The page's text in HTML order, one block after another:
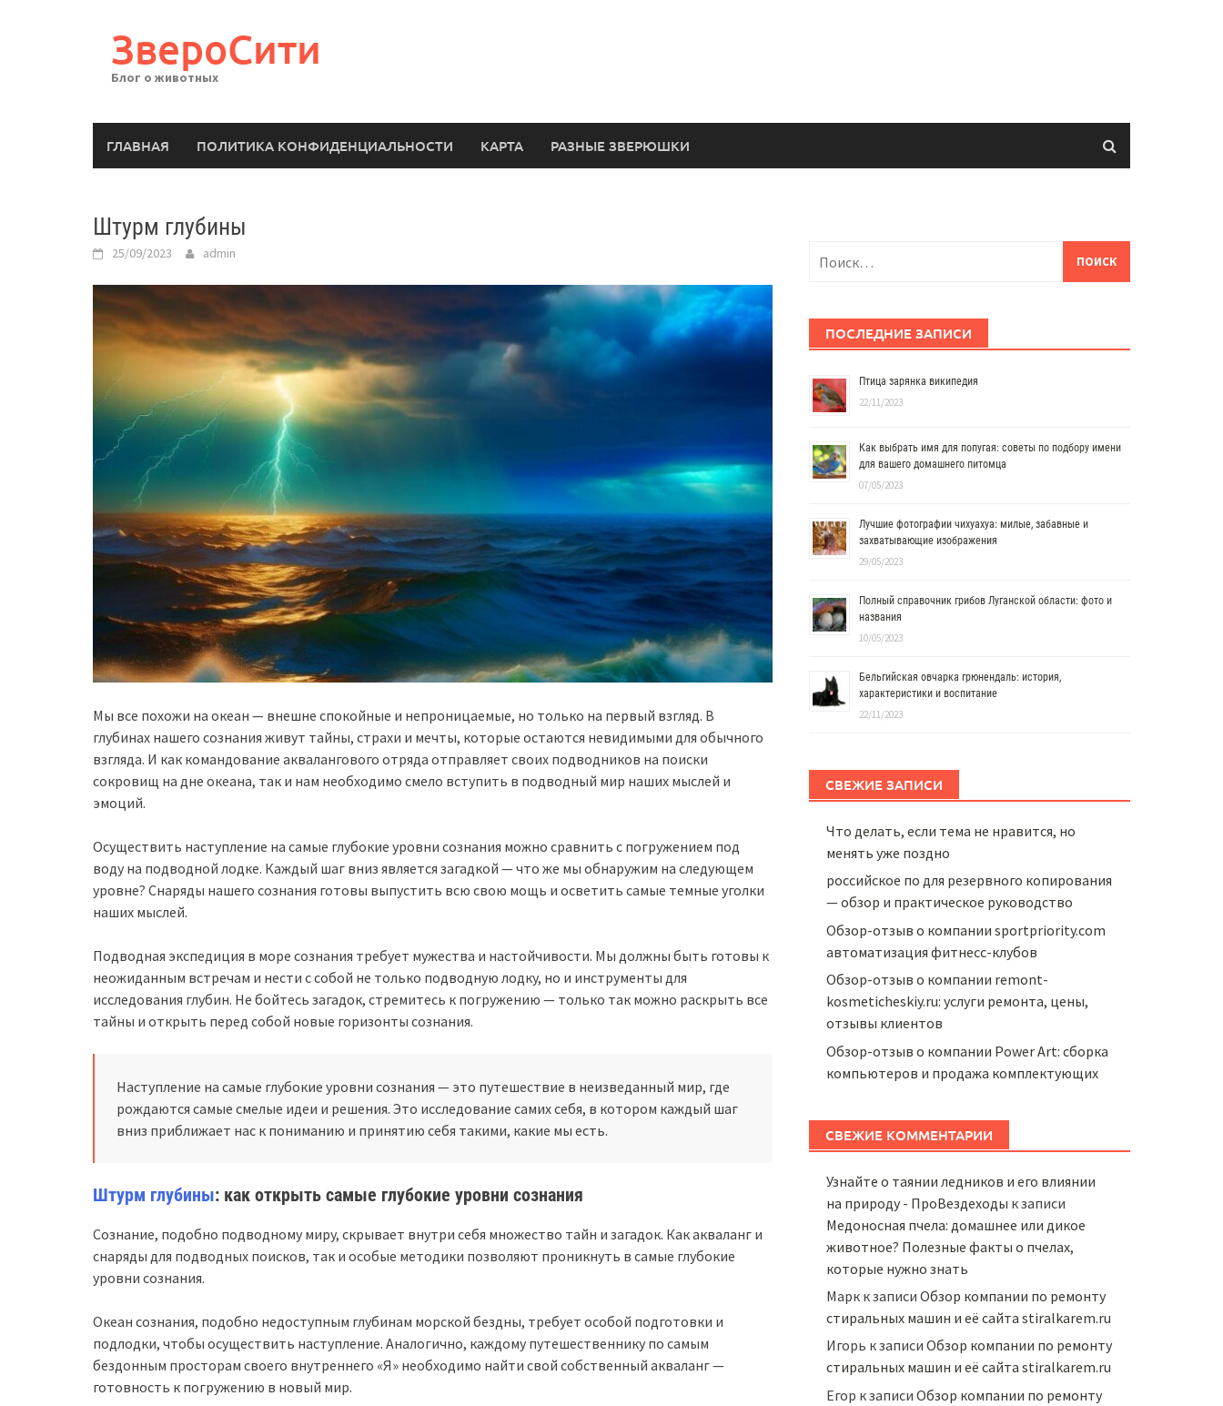
ЗвероСити
Блог о животных
ГЛАВНАЯ ПОЛИТИКА КОНФИДЕНЦИАЛЬНОСТИ КАРТА РАЗНЫЕ ЗВЕРЮШКИ
Штурм глубины
25/09/2023 admin
Мы все похожи на океан — внешне спокойные и непроницаемые, но только на первый взгляд. В
глубинах нашего сознания живут тайны, страхи и мечты, которые остаются невидимыми для обычного
взгляда. И как командование аквалангового отряда отправляет своих подводников на поиски
сокровищ на дне океана, так и нам необходимо смело вступить в подводный мир наших мыслей и
эмоций.
Осуществить наступление на самые глубокие уровни сознания можно сравнить с погружением под
воду на подводной лодке. Каждый шаг вниз является загадкой — что же мы обнаружим на следующем
уровне? Снаряды нашего сознания готовы выпустить всю свою мощь и осветить самые темные уголки
наших мыслей.
Подводная экспедиция в море сознания требует мужества и настойчивости. Мы должны быть готовы к
неожиданным встречам и нести с собой не только подводную лодку, но и инструменты для
исследования глубин. Не бойтесь загадок, стремитесь к погружению — только так можно раскрыть все
тайны и открыть перед собой новые горизонты сознания.
Наступление на самые глубокие уровни сознания — это путешествие в неизведанный мир, где
рождаются самые смелые идеи и решения. Это исследование самих себя, в котором каждый шаг
вниз приближает нас к пониманию и принятию себя такими, какие мы есть.
Штурм глубины: как открыть самые глубокие уровни сознания
Сознание, подобно подводному миру, скрывает внутри себя множество тайн и загадок. Как акваланг и
снаряды для подводных поисков, так и особые методики позволяют проникнуть в самые глубокие
уровни сознания.
Океан сознания, подобно недоступным глубинам морской бездны, требует особой подготовки и
подлодки, чтобы осуществить наступление. Аналогично, каждому путешественнику по самым
бездонным просторам своего внутреннего «Я» необходимо найти свой собственный акваланг —
готовность к погружению в новый мир.
ПОСЛЕДНИЕ ЗАПИСИ
Птица зарянка википедия
22/11/2023
Как выбрать имя для попугая: советы по подбору имени
для вашего домашнего питомца
07/05/2023
Лучшие фотографии чихуахуа: милые, забавные и
захватывающие изображения
29/05/2023
Полный справочник грибов Луганской области: фото и
названия
10/05/2023
Бельгийская овчарка грюнендаль: история,
характеристики и воспитание
22/11/2023
СВЕЖИЕ ЗАПИСИ
Что делать, если тема не нравится, но
менять уже поздно
российское по для резервного копирования
— обзор и практическое руководство
Обзор-отзыв о компании sportpriority.com
автоматизация фитнесс-клубов
Обзор-отзыв о компании remont-
kosmeticheskiy.ru: услуги ремонта, цены,
отзывы клиентов
Обзор-отзыв о компании Power Art: сборка
компьютеров и продажа комплектующих
СВЕЖИЕ КОММЕНТАРИИ
Узнайте о таянии ледников и его влиянии
на природу - ПроВездеходы к записи
Медоносная пчела: домашнее или дикое
животное? Полезные факты о пчелах,
которые нужно знать
Маркк записи Обзор компании по ремонту
стиральных машин и её сайта stiralkarem.ru
Игорь к записи Обзор компании по ремонту
стиральных машин и её сайта stiralkarem.ru
Егор к записи Обзор компании по ремонту